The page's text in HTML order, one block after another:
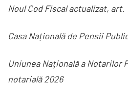
Noul Cod Fiscal actualizat, art.
Casa Națională de Pensii
Uniunea Națională a Notarilor
notarială 2026